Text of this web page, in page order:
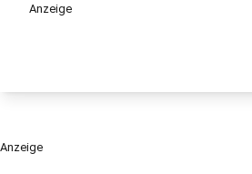
Anzeige
Anzeige